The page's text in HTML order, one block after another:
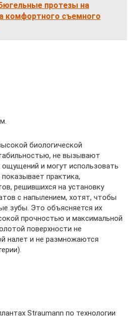
протезы на
комфортного съемного
биологической
не вызывают
и могут использовать
практика,
решившихся на установку
с напылением, хотят, чтобы
зубы. Это объясняется их
прочностью и максимальной
поверхности не
налет и не размножаются
Straumann по технологии